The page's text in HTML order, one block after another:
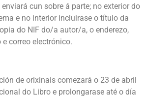
cun sobre á parte; no exterior do
e no interior incluirase o título da
do NIF do/a autor/a, o enderezo,
correo electrónico.
de orixinais comezará o 23 de abril
do Libro e prolongarase até o día